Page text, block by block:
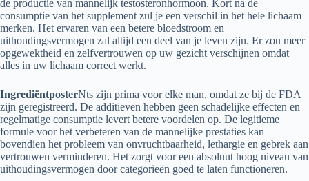
de productie van mannelijk testosteronhormoon. Kort na de
consumptie van het supplement zul je een verschil in het hele lichaam
merken. Het ervaren van een betere bloedstroom en
uithoudingsvermogen zal altijd een deel van je leven zijn. Er zou meer
opgewektheid en zelfvertrouwen op uw gezicht verschijnen omdat
alles in uw lichaam correct werkt.
IngrediëntposterNts zijn prima voor elke man, omdat ze bij de FDA
zijn geregistreerd. De additieven hebben geen schadelijke effecten en
regelmatige consumptie levert betere voordelen op. De legitieme
formule voor het verbeteren van de mannelijke prestaties kan
bovendien het probleem van onvruchtbaarheid, lethargie en gebrek aan
vertrouwen verminderen. Het zorgt voor een absoluut hoog niveau van
uithoudingsvermogen door categorieën goed te laten functioneren.